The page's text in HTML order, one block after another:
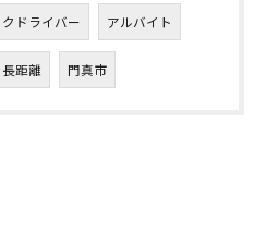
ドライバー アルバイト
長距離 門真市